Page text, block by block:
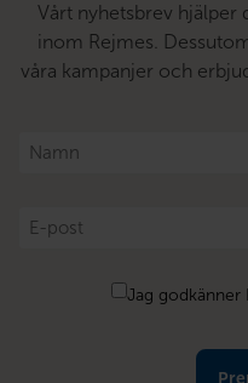
Vårt nyhetsbrev hjälper
inom Rejmes.
våra kampanjer och
Namn
E-
post
Jag godkänner